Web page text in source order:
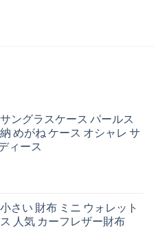
ングラスケース パールス
めがね ケース オシャレ サ
ィース
さい 財布 ミニ ウォレット
人気 カーフレザー財布